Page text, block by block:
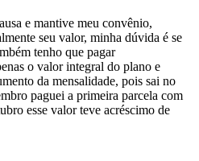
e mantive meu convênio,
seu valor, minha dúvida é se
tenho que pagar
o valor integral do plano e
da mensalidade, pois sai no
paguei a primeira parcela com
esse valor teve acréscimo de